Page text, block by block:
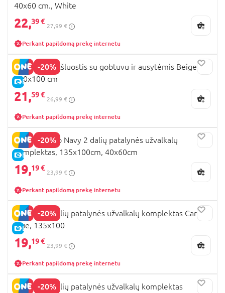
40x60 cm., White
22,39 €
27,99 €
Perkant papildomą prekę internetu
-20%
E-KAINA
MIMINU rankšluostis su gobtuvu ir ausytėmis Beige,
100x100 cm
21,59 €
26,99 €
Perkant papildomą prekę internetu
-20%
E-KAINA
MIMINU Dino Navy 2 dalių patalynės užvalkalų
komplektas, 135x100cm, 40x60cm
19,19 €
23,99 €
Perkant papildomą prekę internetu
-20%
E-KAINA
MIMINU 2 dalių patalynės užvalkalų komplektas Cars
blue, 135x100
19,19 €
23,99 €
Perkant papildomą prekę internetu
-20%
MIMINU 2 dalių patalynės užvalkalų komplektas